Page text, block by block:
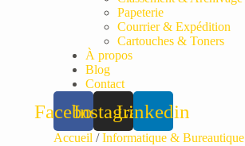
Papeterie
Courrier & Expédition
Cartouches & Toners
À propos
Blog
Contact
FacebookInstagramLinkedin
Accueil /Informatique & Bureautique